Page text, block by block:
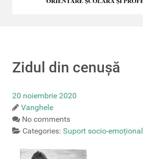
Zidul din cenușă
20 noiembrie 2020
Vanghele
No comments
Categories: Suport socio-emoțional